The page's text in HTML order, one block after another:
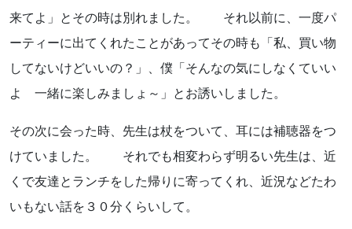
来てよ」とその時は別れました。 それ以前に、一度パ
ーティーに出てくれたことがあってその時も「私、買い物
してないけどいいの？」、僕「そんなの気にしなくていい
よ 一緒に楽しみましょ～」とお誘いしました。
その次に会った時、先生は杖をついて、耳には補聴器をつ
けていました。 それでも相変わらず明るい先生は、近
くで友達とランチをした帰りに寄ってくれ、近況などたわ
いもない話を３０分くらいして。